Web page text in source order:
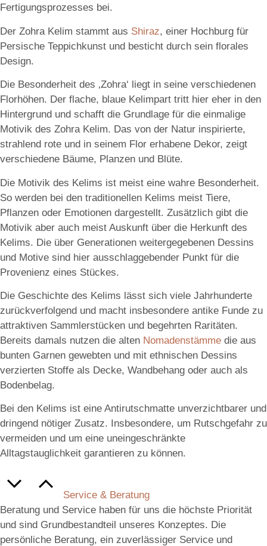
Fertigungsprozesses bei.
Der Zohra Kelim stammt aus Shiraz, einer Hochburg für
Persische Teppichkunst und besticht durch sein florales
Design.
Die Besonderheit des ‚Zohra‘ liegt in seine verschiedenen
Florhöhen. Der flache, blaue Kelimpart tritt hier eher in den
Hintergrund und schafft die Grundlage für die einmalige
Motivik des Zohra Kelim. Das von der Natur inspirierte,
strahlend rote und in seinem Flor erhabene Dekor, zeigt
verschiedene Bäume, Planzen und Blüte.
Die Motivik des Kelims ist meist eine wahre Besonderheit.
So werden bei den traditionellen Kelims meist Tiere,
Pflanzen oder Emotionen dargestellt. Zusätzlich gibt die
Motivik aber auch meist Auskunft über die Herkunft des
Kelims. Die über Generationen weitergegebenen Dessins
und Motive sind hier ausschlaggebender Punkt für die
Provenienz eines Stückes.
Die Geschichte des Kelims lässt sich viele Jahrhunderte
zurückverfolgend und macht insbesondere antike Funde zu
attraktiven Sammlerstücken und begehrten Raritäten.
Bereits damals nutzen die alten Nomadenstämme die aus
bunten Garnen gewebten und mit ethnischen Dessins
verzierten Stoffe als Decke, Wandbehang oder auch als
Bodenbelag.
Bei den Kelims ist eine Antirutschmatte unverzichtbarer und
dringend nötiger Zusatz. Insbesondere, um Rutschgefahr zu
vermeiden und um eine uneingeschränkte
Alltagstauglichkeit garantieren zu können.
Service & Beratung
Beratung und Service haben für uns die höchste Priorität
und sind Grundbestandteil unseres Konzeptes. Die
persönliche Beratung, ein zuverlässiger Service und